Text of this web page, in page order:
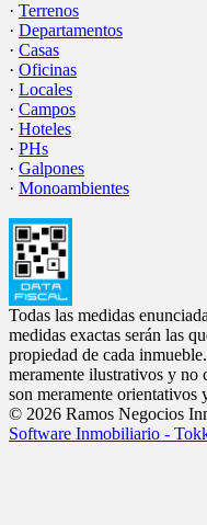
· Terrenos
· Departamentos
· Casas
· Oficinas
· Locales
· Campos
· Hoteles
· PHs
· Galpones
· Monoambientes
Todas las medidas
medidas exactas serán las
propiedad de cada
meramente ilustrativos y no
son meramente orientativos
© 2026 Ramos Negocios
Software Inmobiliario -